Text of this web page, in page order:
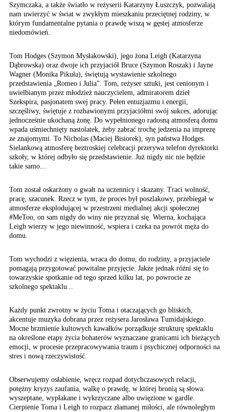
Szymczaka, a także światło w reżyserii Katarzyny Łuszczyk, pozwalają
nam uwierzyć w świat w zwykłym mieszkaniu przeciętnej rodziny, w
którym fundamentalne pytania o prawdę wiszą w gęstej atmosferze
niedomówień.
Tom Hodges (Szymon Mysłakowski), jego żona Leigh (Katarzyna
Dąbrowska) oraz dwoje ich przyjaciół Bruce (Szymon Roszak) i Jayne
Wagner (Monika Pikuła), świętują wystawienie szkolnego
przedstawienia „Romeo i Julia". Tom, reżyser sztuki, jest cenionym i
uwielbianym przez młodzież nauczycielem, admiratorem dzieł
Szekspira, pasjonatem swej pracy. Pełen entuzjazmu i energii,
szczęśliwy, świętuje z rozbawionymi przyjaciółmi swój sukces, adorując
jednocześnie ukochaną żonę. Do wypełnionego radosną atmosferą domu
wpada uśmiechnięty nastolatek, żeby zabrać trochę jedzenia na imprezę
ze znajomymi. To Nicholas (Maciej Bisiorek), syn państwa Hodges.
Sielankową atmosferę beztroskiej celebracji przerywa telefon dyrektorki
szkoły, w której odbyło się przedstawienie. Już nigdy nic nie będzie
takie samo...
Tom został oskarżony o gwałt na uczennicy i skazany. Traci wolność,
pracę, szacunek. Rzecz w tym, że proces był poszlakowy, przebiegał w
atmosferze eksplodującej w przestrzeni medialnej akcji społecznej
#MeToo, on sam nigdy do winy nie przyznał się. Wierna, kochająca
Leigh wierzy w jego niewinność, wspiera i czeka na powrót męża do
domu.
Tom wychodzi z więzienia, wraca do domu, do rodziny, a przyjaciele
pomagają przygotować powitalne przyjęcie. Jakże jednak różni się to
towarzyskie spotkanie od tego sprzed kilku lat, po powrocie ze
szkolnego spektaklu...
Każdy punkt zwrotny w życiu Toma i otaczających go bliskich,
akcentuje muzyka dobrana przez reżysera Jarosława Tumidajskiego.
Mocne brzmienie kultowych kawałków porządkuje strukturę spektaklu
na określone etapy życia bohaterów wyznaczane granicami ich bieżących
emocji, w procesie przepracowywania traum i psychicznej odporności na
stres i nową rzeczywistość.
Obserwujemy osłabienie, wręcz rozpad dotychczasowych relacji,
potężny kryzys zaufania, walkę o prawdę, w której bronią są słowa:
wyszeptane, wypłakane i wykrzyczane albo uwięzione w gardle.
Cierpienie Toma i Leigh to rozpacz złamanej miłości, ale równoległym